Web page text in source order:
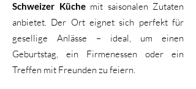
Schweizer Küche mit saisonalen Zutaten
anbietet. Der Ort eignet sich perfekt für
gesellige Anlässe – ideal, um einen
Geburtstag, ein Firmenessen oder ein
Treffen mit Freunden zu feiern.